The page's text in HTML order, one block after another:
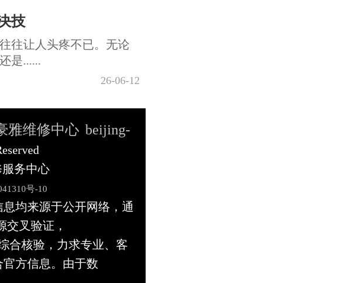
技
往让人头疼不已。无论
是......
26-06-12
雅维修中心 beijing-
服务中心
号-10
均来源于公开网络，通
交叉验证，
合核验，力求专业、客
方信息。由于数